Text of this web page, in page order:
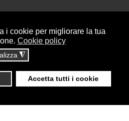
i cookie per migliorare la tua
Cookie policy
◮
Accetta tutti i cookie
-Partita IVA:
Fatturazione elettronica:
- 2026 - Clio S.r.l. Lecce -